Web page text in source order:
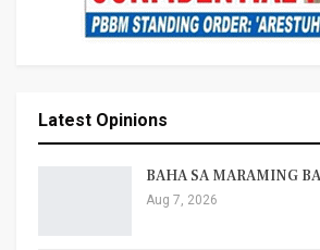
Latest Opinions
BAHA SA MARAMING
Aug 7, 2026